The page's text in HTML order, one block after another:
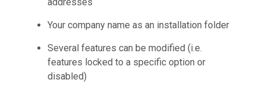
Your company name as an installation folder
Several features can be modified (i.e.
features locked to a specific option or
disabled)